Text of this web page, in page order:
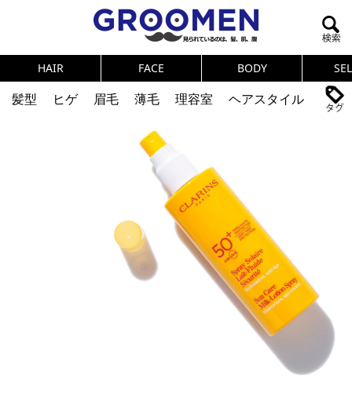
HAIR FACE BODY
髪型 ヒゲ 眉毛 薄毛 理容室
ヘアスタイル
ニオイ
PICK UP
海外セレブ 眉毛
メタボ
スキンケア 食事
調査結果
好印象な男
頭皮ケア